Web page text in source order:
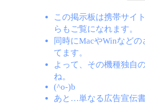
この掲示板は携帯サイ
らもご覧になれます。
同時にMacやWinなど
てます。
よって、その機種独自
ね。
(^o-)b
あと…単なる広告宣伝